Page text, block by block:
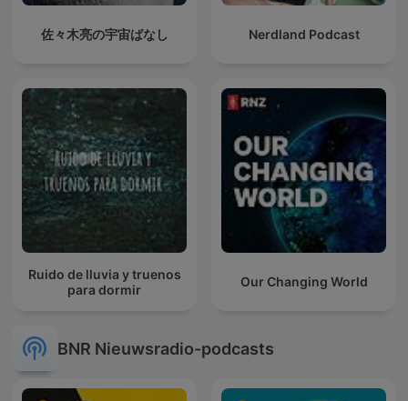
佐々木亮の宇宙ばなし Nerdland Podcast
Ruido de lluvia y truenos
para dormir
Our Changing World
BNR Nieuwsradio-podcasts